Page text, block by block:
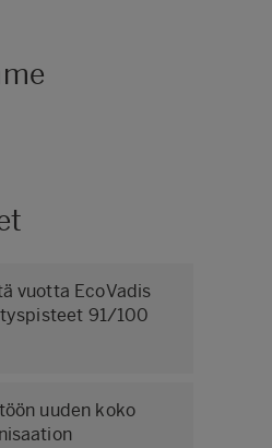
vuotta EcoVadis
91/100
uuden koko